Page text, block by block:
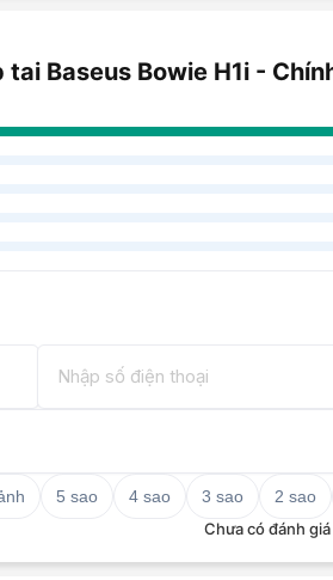
Baseus Bowie H1i -
5 sao 4 sao 3 sao 2 sao
Chưa có đánh giá